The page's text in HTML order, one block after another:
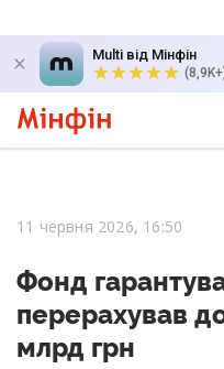
Multi від Мінфін
11 червня 2026, 16:50
Фонд
перерахував
млрд грн